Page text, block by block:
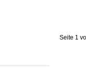
Seite 1